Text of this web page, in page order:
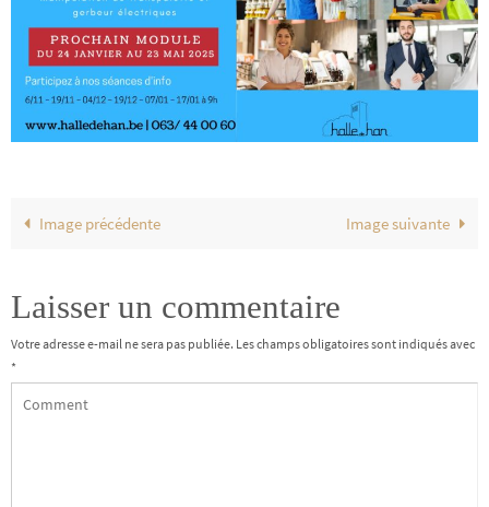
Image précédente Image suivante
Laisser un commentaire
Votre adresse e-mail ne sera pas publiée. Les champs obligatoires sont indiqués avec
*